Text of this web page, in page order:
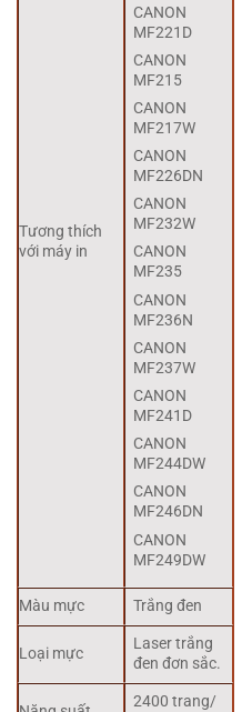
Tương thích
với máy in
CANON
MF221D
CANON
MF215
CANON
MF217W
CANON
MF226DN
CANON
MF232W
CANON
MF235
CANON
MF236N
CANON
MF237W
CANON
MF241D
CANON
MF244DW
CANON
MF246DN
CANON
MF249DW
Màu mực Trắng đen
Loại mực
Laser trắng
đen đơn sắc.
2400 trang/